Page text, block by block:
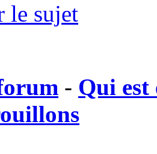
le sujet
- Qui est